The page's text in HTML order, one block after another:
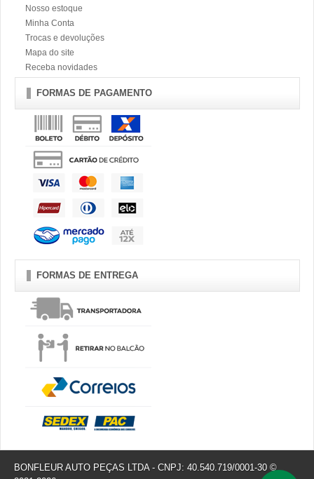
Nosso estoque
Minha Conta
Trocas e devoluções
Mapa do site
Receba novidades
FORMAS DE PAGAMENTO
FORMAS DE ENTREGA
BONFLEUR AUTO PEÇAS LTDA - CNPJ: 40.540.719/0001-30 ©